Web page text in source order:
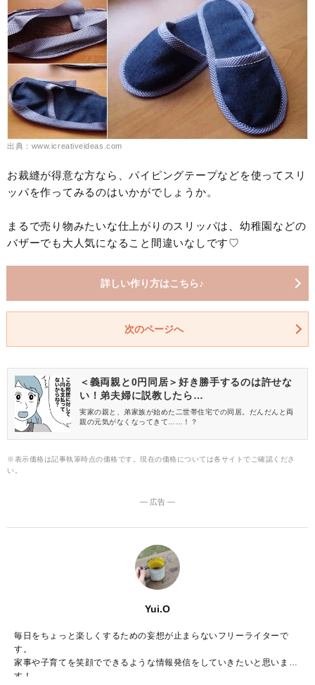
出典：www.icreativeideas.com
お裁縫が得意な方なら、パイピングテープなどを使ってスリ
ッパを作ってみるのはいかがでしょうか。
まるで売り物みたいな仕上がりのスリッパは、幼稚園などの
バザーでも大人気になること間違いなしです♡
詳しい作り方はこちら♪
次のページへ
＜義両親と0円同居＞好き勝手するのは許せな
い！弟夫婦に説教したら…
実家の親と、弟家族が始めた二世帯住宅での同居。だんだんと両
親の元気がなくなってきて……！？
※表示価格は記事執筆時点の価格です。現在の価格については各サイトでご確認くださ
い。
― 広告 ―
Yui.O
毎日をちょっと楽しくするための妄想が止まらないフリーライターで
す。
家事や子育てを笑顔でできるような情報発信をしていきたいと思いま
す！